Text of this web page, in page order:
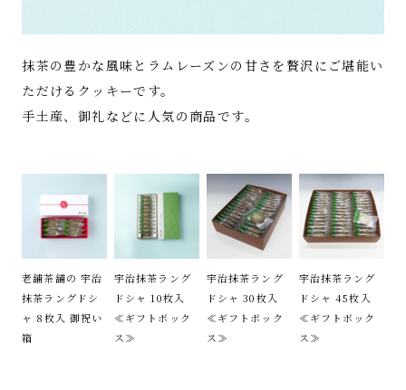
抹茶の豊かな風味とラムレーズンの甘さを贅沢にご堪能い
ただけるクッキーです。
手土産、御礼などに人気の商品です。
老舗茶舗の 宇治
抹茶ラングドシ
ャ 8枚入 御祝い
箱
宇治抹茶ラング
ドシャ 10枚入
≪ギフトボック
ス≫
宇治抹茶ラング
ドシャ 30枚入
≪ギフトボック
ス≫
宇治抹茶ラング
ドシャ 45枚入
≪ギフトボック
ス≫